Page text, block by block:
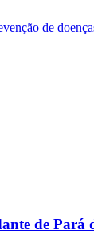
de
de Pará